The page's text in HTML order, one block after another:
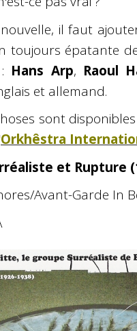
il faut
toujours épatante
Hans Arp, Raoul
et allemand.
sont
Orkhêstra
et Rupture
Avant-Garde In